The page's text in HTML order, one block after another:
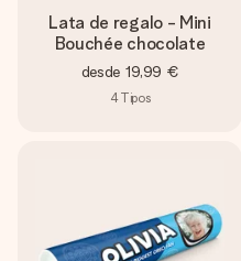
Lata de regalo - Mini
Bouchée chocolate
desde 19,99 €
4Tipos